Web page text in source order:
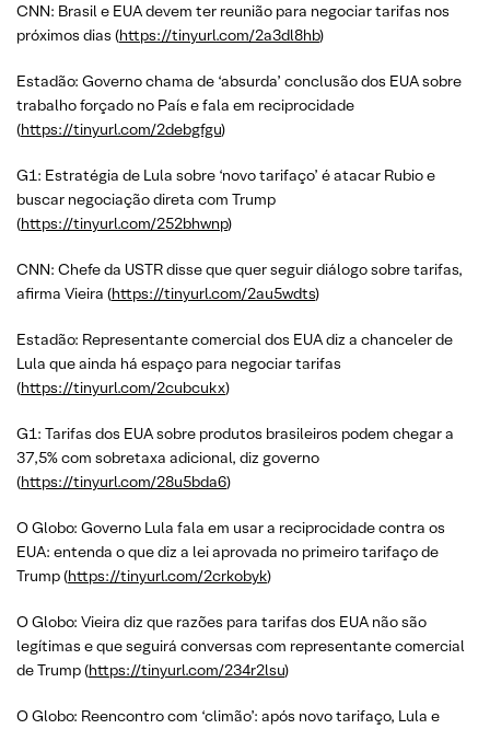
CNN: Brasil e EUA devem ter reunião para negociar tarifas nos
próximos dias (https://tinyurl.com/2a3dl8hb)
Estadão: Governo chama de ‘absurda’ conclusão dos EUA sobre
trabalho forçado no País e fala em reciprocidade
(https://tinyurl.com/2debgfgu)
G1: Estratégia de Lula sobre ‘novo tarifaço’ é atacar Rubio e
buscar negociação direta com Trump
(https://tinyurl.com/252bhwnp)
CNN: Chefe da USTR disse que quer seguir diálogo sobre tarifas,
afirma Vieira (https://tinyurl.com/2au5wdts)
Estadão: Representante comercial dos EUA diz a chanceler de
Lula que ainda há espaço para negociar tarifas
(https://tinyurl.com/2cubcukx)
G1: Tarifas dos EUA sobre produtos brasileiros podem chegar a
37,5% com sobretaxa adicional, diz governo
(https://tinyurl.com/28u5bda6)
O Globo: Governo Lula fala em usar a reciprocidade contra os
EUA: entenda o que diz a lei aprovada no primeiro tarifaço de
Trump (https://tinyurl.com/2crkobyk)
O Globo: Vieira diz que razões para tarifas dos EUA não são
legítimas e que seguirá conversas com representante comercial
de Trump (https://tinyurl.com/234r2lsu)
O Globo: Reencontro com ‘climão’: após novo tarifaço, Lula e